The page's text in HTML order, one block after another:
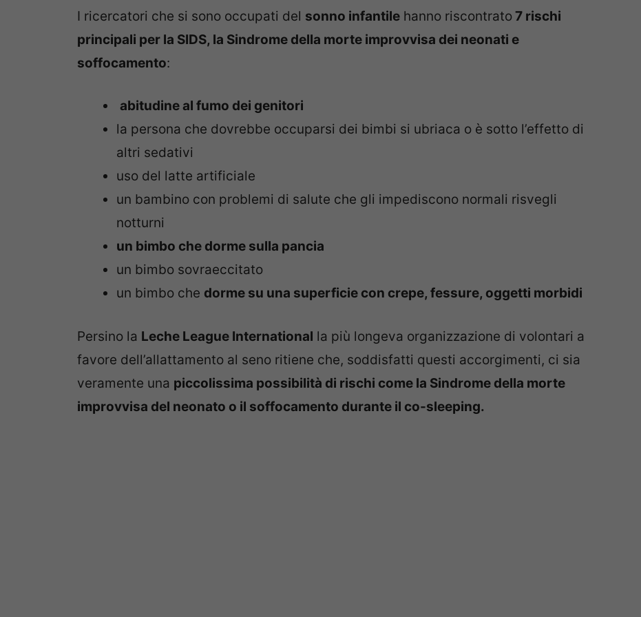
I ricercatori che si sono occupati del sonno infantile hanno riscontrato7 rischi
principali per la SIDS, la Sindrome della morte improvvisa dei neonati e
soffocamento:
abitudine al fumo dei genitori
la persona che dovrebbe occuparsi dei bimbi si ubriaca o è sotto l’effetto di
altri sedativi
uso del latte artificiale
un bambino con problemi di salute che gli impediscono normali risvegli
notturni
un bimbo che dorme sulla pancia
un bimbo sovraeccitato
un bimbo che dorme su una superficie con crepe, fessure, oggetti morbidi
Persino la Leche League International la più longeva organizzazione di volontari a
favore dell’allattamento al seno ritiene che, soddisfatti questi accorgimenti, ci sia
veramente una piccolissima possibilità di rischi come la Sindrome della morte
improvvisa del neonato o il soffocamento durante il co-sleeping.